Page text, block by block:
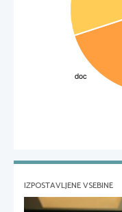
IZPOSTAVLJENE VSEBINE